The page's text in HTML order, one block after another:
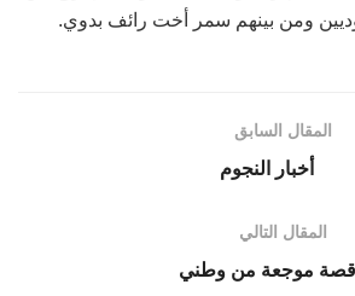
ومن بينهم سمر أخت رائف بدوي.
المقال السابق
أخبار النجوم
المقال التالي
قصة موجعة من وطني